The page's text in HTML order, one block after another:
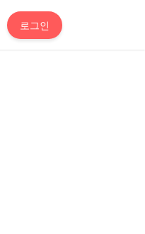
로그인